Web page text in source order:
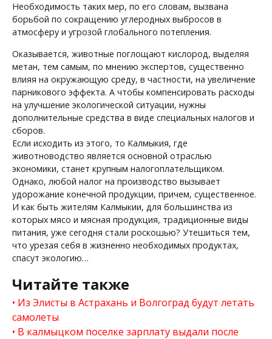
Необходимость таких мер, по его словам, вызвана
борьбой по сокращению углеродных выбросов в
атмосферу и угрозой глобального потепления.
Оказывается, животные поглощают кислород, выделяя
метан, тем самым, по мнению экспертов, существенно
влияя на окружающую среду, в частности, на увеличение
парникового эффекта. А чтобы компенсировать расходы
на улучшение экологической ситуации, нужны
дополнительные средства в виде специальных налогов и
сборов.
Если исходить из этого, то Калмыкия, где
животноводство является основной отраслью
экономики, станет крупным налогоплательщиком.
Однако, любой налог на производство вызывает
удорожание конечной продукции, причем, существенное.
И как быть жителям Калмыкии, для большинства из
которых мясо и мясная продукция, традиционные виды
питания, уже сегодня стали роскошью? Утешиться тем,
что урезая себя в жизненно необходимых продуктах,
спасут экологию…
Читайте также
Из Элисты в Астрахань и Волгоград будут летать
самолеты
В калмыцком поселке зарплату выдали после